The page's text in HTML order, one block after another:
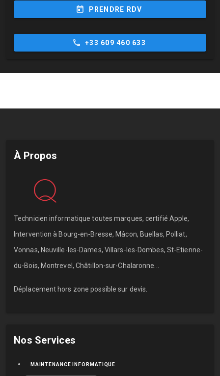
today PRENDRE RDV
phone +33 609 460 633
À Propos
Technicien informatique toutes marques, certifié Apple,
Intervention à Bourg-en-Bresse, Mâcon, Buellas, Polliat,
Vonnas, Neuville-les-Dames, Villars-les-Dombes, St-Etienne-
du-Bois, Montrevel, Châtillon-sur-Chalaronne...
Déplacement hors zone possible sur devis.
Nos Services
MAINTENANCE INFORMATIQUE